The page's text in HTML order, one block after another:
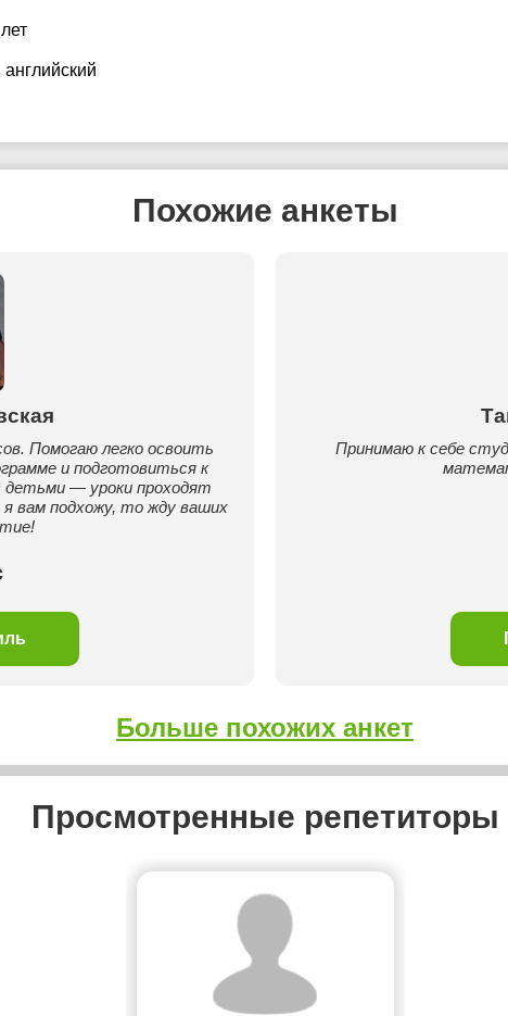
английский
Похожие анкеты
Помогаю легко освоить
и подготовиться к
детьми — уроки проходят
вам подхожу, то жду ваших
Принимаю к себе
Больше похожих анкет
Просмотренные репетиторы